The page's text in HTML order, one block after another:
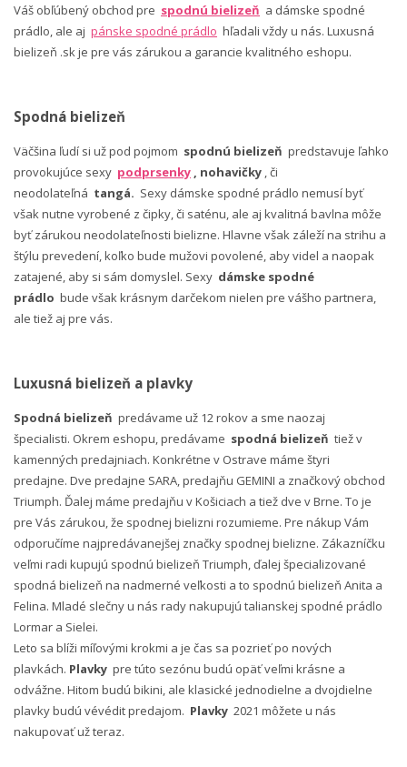
Váš obľúbený obchod pre spodnú bielizeň a dámske spodné
prádlo, ale aj pánske spodné prádlo hľadali vždy u nás. Luxusná
bielizeň .sk je pre vás zárukou a garancie kvalitného eshopu.
Spodná bielizeň
Väčšina ľudí si už pod pojmom spodnú bielizeň predstavuje ľahko
provokujúce sexy podprsenky , nohavičky , či
neodolateľná tangá. Sexy dámske spodné prádlo nemusí byť
však nutne vyrobené z čipky, či saténu, ale aj kvalitná bavlna môže
byť zárukou neodolateľnosti bielizne. Hlavne však záleží na strihu a
štýlu prevedení, koľko bude mužovi povolené, aby videl a naopak
zatajené, aby si sám domyslel. Sexy dámske spodné
prádlo bude však krásnym darčekom nielen pre vášho partnera,
ale tiež aj pre vás.
Luxusná bielizeň a plavky
Spodná bielizeň predávame už 12 rokov a sme naozaj
špecialisti. Okrem eshopu, predávame spodná bielizeň tiež v
kamenných predajniach. Konkrétne v Ostrave máme štyri
predajne. Dve predajne SARA, predajňu GEMINI a značkový obchod
Triumph. Ďalej máme predajňu v Košiciach a tiež dve v Brne. To je
pre Vás zárukou, že spodnej bielizni rozumieme. Pre nákup Vám
odporučíme najpredávanejšej značky spodnej bielizne. Zákazníčku
veľmi radi kupujú spodnú bielizeň Triumph, ďalej špecializované
spodná bielizeň na nadmerné veľkosti a to spodnú bielizeň Anita a
Felina. Mladé slečny u nás rady nakupujú talianskej spodné prádlo
Lormar a Sielei.
Leto sa blíži míľovými krokmi a je čas sa pozrieť po nových
plavkách. Plavky pre túto sezónu budú opäť veľmi krásne a
odvážne. Hitom budú bikini, ale klasické jednodielne a dvojdielne
plavky budú vévédit predajom. Plavky 2021 môžete u nás
nakupovať už teraz.